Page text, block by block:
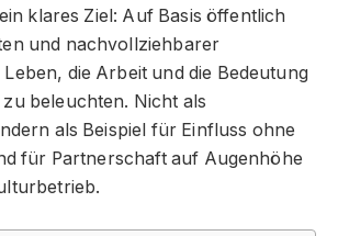
klares Ziel: Auf Basis öffentlich
und nachvollziehbarer
die Arbeit und die Bedeutung
beleuchten. Nicht als
als Beispiel für Einfluss ohne
für Partnerschaft auf Augenhöhe